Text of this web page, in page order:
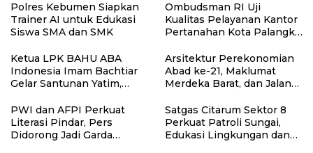
Polres Kebumen Siapkan
Trainer AI untuk Edukasi
Siswa SMA dan SMK
Ombudsman RI Uji
Kualitas Pelayanan Kantor
Pertanahan Kota Palangka
Ketua LPK BAHU ABA
Indonesia Imam Bachtiar
Gelar Santunan Yatim,
Sukaraja
Arsitektur Perekonomian
Abad ke-21, Maklumat
Merdeka Barat, dan Jalan
Kedaulatan Ekonomi
PWI dan AFPI Perkuat
Literasi Pindar, Pers
Didorong Jadi Garda
Satgas Citarum Sektor 8
Perkuat Patroli Sungai,
Edukasi Lingkungan dan